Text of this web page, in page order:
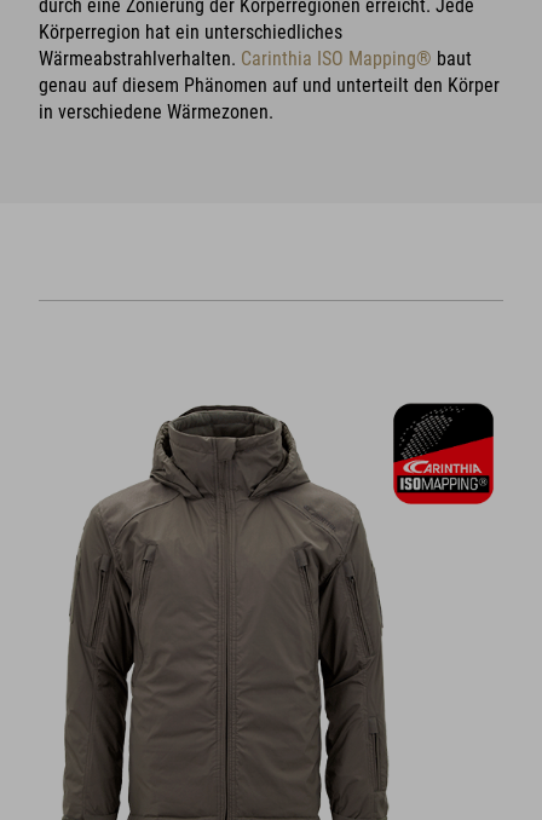
durch eine Zonierung der Körperregionen erreicht. Jede
Körperregion hat ein unterschiedliches
Wärmeabstrahlverhalten. Carinthia ISO Mapping® baut
genau auf diesem Phänomen auf und unterteilt den Körper
in verschiedene Wärmezonen.